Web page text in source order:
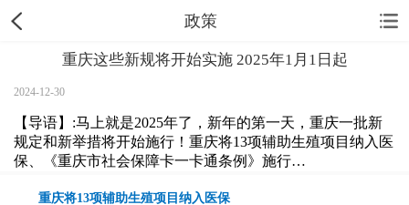
政策
重庆这些新规将开始实施 2025年1月1日起
2024-12-30
【导语】:马上就是2025年了，新年的第一天，重庆一批新
规定和新举措将开始施行！重庆将13项辅助生殖项目纳入医
保、《重庆市社会保障卡一卡通条例》施行…
重庆将13项辅助生殖项目纳入医保